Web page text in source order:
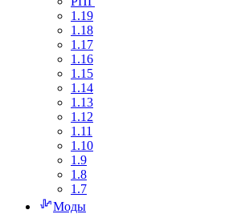
1.19
1.18
1.17
1.16
1.15
1.14
1.13
1.12
1.11
1.10
1.9
1.8
1.7
Моды